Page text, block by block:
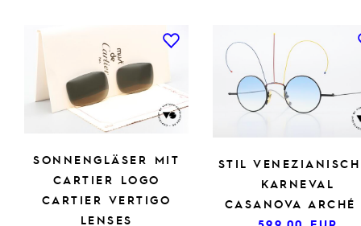
SONNENGLÄSER MIT
CARTIER LOGO
CARTIER VERTIGO
LENSES
STIL
KARNEVAL
CASANOVA